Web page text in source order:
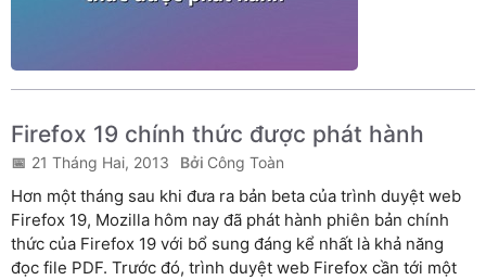
Firefox 19 chính thức được phát hành
21 Tháng Hai, 2013 Công Toàn
Hơn một tháng sau khi đưa ra bản beta của trình duyệt web
Firefox 19, Mozilla hôm nay đã phát hành phiên bản chính
thức của Firefox 19 với bổ sung đáng kể nhất là khả năng
đọc file PDF. Trước đó, trình duyệt web Firefox cần tới một